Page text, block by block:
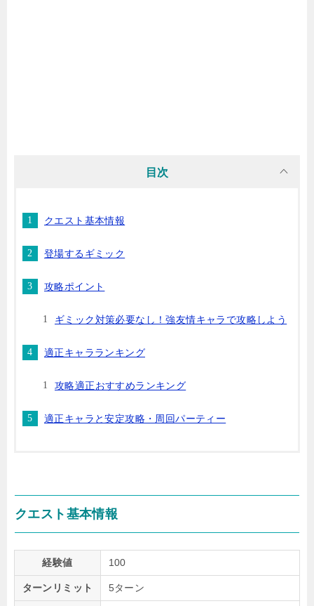
目次
クエスト基本情報
登場するギミック
攻略ポイント
ギミック対策必要なし！強友情キャラで攻略しよう
適正キャラランキング
攻略適正おすすめランキング
適正キャラと安定攻略・周回パーティー
クエスト基本情報
経験値 100
ターンリミット 5ターン